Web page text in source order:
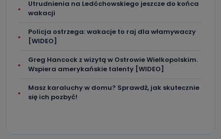
Utrudnienia na Ledóchowskiego jeszcze do końca
wakacji
Policja ostrzega: wakacje to raj dla włamywaczy
[WIDEO]
Greg Hancock z wizytą w Ostrowie Wielkopolskim.
Wspiera amerykańskie talenty [WIDEO]
Masz karaluchy w domu? Sprawdź, jak skutecznie
się ich pozbyć!